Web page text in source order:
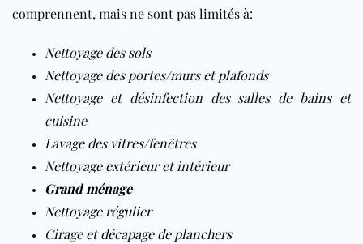
comprennent, mais ne sont pas limités à:
Nettoyage des sols
Nettoyage des portes/murs et plafonds
Nettoyage et désinfection des salles de bains et
cuisine
Lavage des vitres/fenêtres
Nettoyage extérieur et intérieur
Grand ménage
Nettoyage régulier
Cirage et décapage de planchers